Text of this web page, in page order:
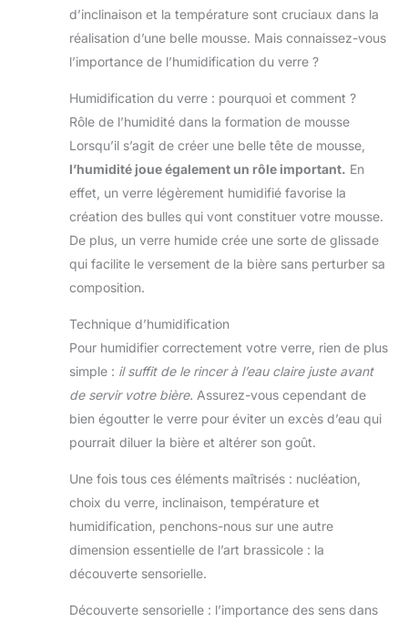
d’inclinaison et la température sont cruciaux dans la
réalisation d’une belle mousse. Mais connaissez-vous
l’importance de l’humidification du verre ?
Humidification du verre : pourquoi et comment ?
Rôle de l’humidité dans la formation de mousse
Lorsqu’il s’agit de créer une belle tête de mousse,
l’humidité joue également un rôle important. En
effet, un verre légèrement humidifié favorise la
création des bulles qui vont constituer votre mousse.
De plus, un verre humide crée une sorte de glissade
qui facilite le versement de la bière sans perturber sa
composition.
Technique d’humidification
Pour humidifier correctement votre verre, rien de plus
simple : il suffit de le rincer à l’eau claire juste avant
de servir votre bière. Assurez-vous cependant de
bien égoutter le verre pour éviter un excès d’eau qui
pourrait diluer la bière et altérer son goût.
Une fois tous ces éléments maîtrisés : nucléation,
choix du verre, inclinaison, température et
humidification, penchons-nous sur une autre
dimension essentielle de l’art brassicole : la
découverte sensorielle.
Découverte sensorielle : l’importance des sens dans